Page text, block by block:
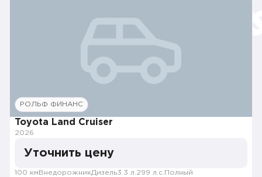
РОЛЬФ ФИНАНС
Toyota Land Cruiser
2026
Уточнить цену
100 км ВнедорожникДизель3.3 л. 299 л.с. Полный